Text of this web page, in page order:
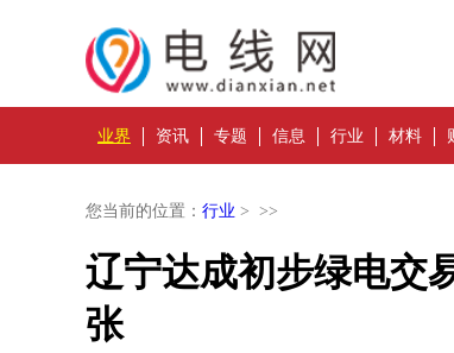
业界 资讯 专题 信息 行业 材料
您当前的位置： 行业 > >>
辽宁达成初步绿电交
张